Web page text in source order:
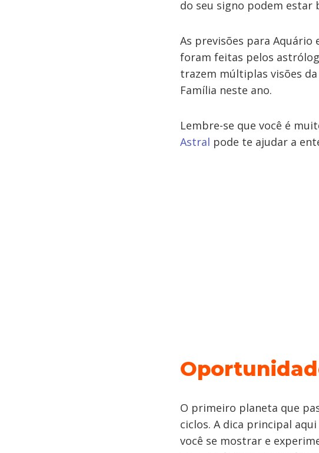
do seu signo podem
As previsões para Aquário
foram feitas pelos
trazem múltiplas visões
Família neste ano.
Lembre-se que você é
Astral pode te ajudar a
O primeiro planeta que
ciclos. A dica principal aqui
você se mostrar e